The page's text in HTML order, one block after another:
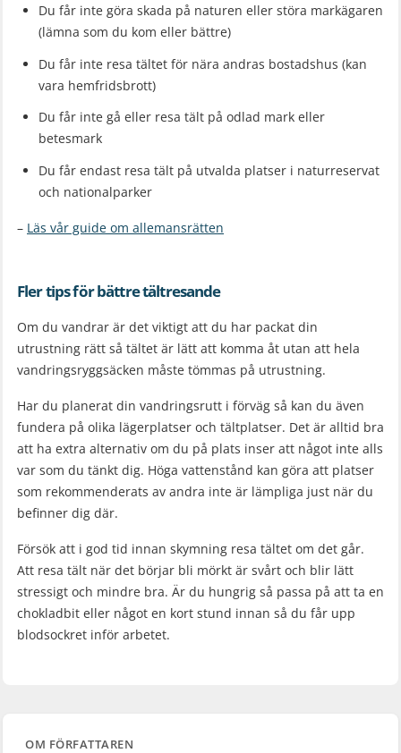
Du får inte göra skada på naturen eller störa markägaren
(lämna som du kom eller bättre)
Du får inte resa tältet för nära andras bostadshus (kan
vara hemfridsbrott)
Du får inte gå eller resa tält på odlad mark eller
betesmark
Du får endast resa tält på utvalda platser i naturreservat
och nationalparker
– Läs vår guide om allemansrätten
Fler tips för bättre tältresande
Om du vandrar är det viktigt att du har packat din
utrustning rätt så tältet är lätt att komma åt utan att hela
vandringsryggsäcken måste tömmas på utrustning.
Har du planerat din vandringsrutt i förväg så kan du även
fundera på olika lägerplatser och tältplatser. Det är alltid bra
att ha extra alternativ om du på plats inser att något inte alls
var som du tänkt dig. Höga vattenstånd kan göra att platser
som rekommenderats av andra inte är lämpliga just när du
befinner dig där.
Försök att i god tid innan skymning resa tältet om det går.
Att resa tält när det börjar bli mörkt är svårt och blir lätt
stressigt och mindre bra. Är du hungrig så passa på att ta en
chokladbit eller något en kort stund innan så du får upp
blodsockret inför arbetet.
OM FÖRFATTAREN